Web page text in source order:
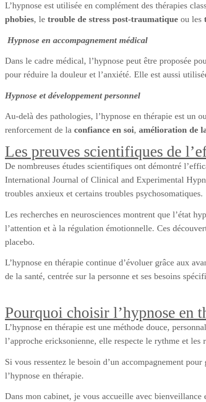
L’hypnose est utilisée en complément des thérapies
phobies, le trouble de stress post-traumatique ou les
Hypnose en accompagnement médical
Dans le cadre médical, l’hypnose peut être proposée
pour réduire la douleur et l’anxiété. Elle est aussi
Hypnose et développement personnel
Au-delà des pathologies, l’hypnose en thérapie est un
renforcement de la confiance en soi, amélioration de
Les preuves scientifiques de
De nombreuses études scientifiques ont démontré
International Journal of Clinical and Experimental
troubles anxieux et certains troubles psychosomatiques.
Les recherches en neurosciences montrent que l’état
l’attention et à la régulation émotionnelle. Ces
placebo.
L’hypnose en thérapie continue d’évoluer grâce aux
de la santé, centrée sur la personne et ses besoins
Pourquoi choisir l’hypnose en
L’hypnose en thérapie est une méthode douce,
l’approche ericksonienne, elle respecte le rythme et
Si vous ressentez le besoin d’un accompagnement
l’hypnose en thérapie.
Dans mon cabinet, je vous accueille avec